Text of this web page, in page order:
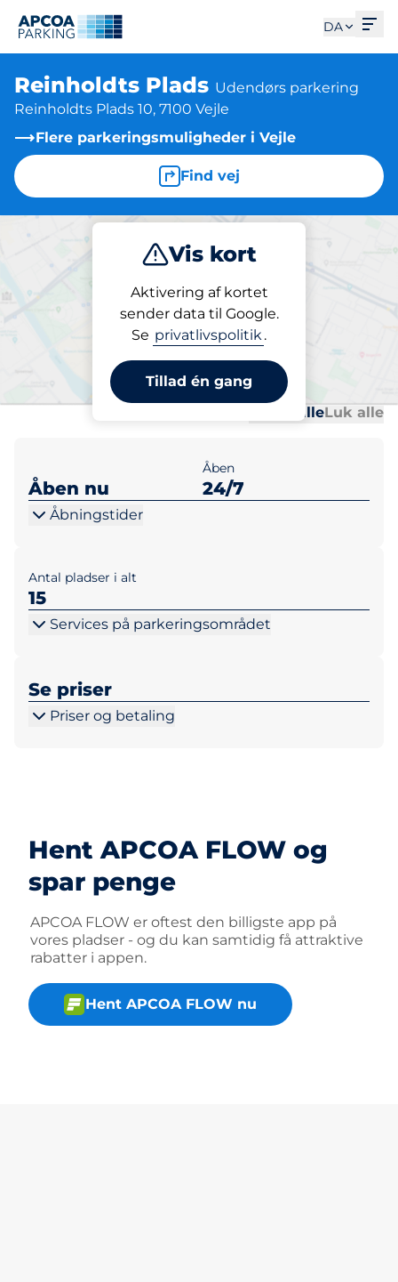
DA
Reinholdts Plads Udendørs parkering
Reinholdts Plads 10, 7100 Vejle
Flere parkeringsmuligheder i Vejle
Find vej
Vis kort
Aktivering af kortet
sender data til Google.
Se privatlivspolitik.
Tillad én gang
Parkering
Parkering på stedet
Reinholdts Plads
Udvid alleLuk alle
Åben nu
Åben
24/7
Åbningstider
Antal pladser i alt
15
Services på parkeringsområdet
Se priser
Priser og betaling
Hent APCOA FLOW og
spar penge
APCOA FLOW er oftest den billigste app på
vores pladser - og du kan samtidig få attraktive
rabatter i appen.
Hent APCOA FLOW nu